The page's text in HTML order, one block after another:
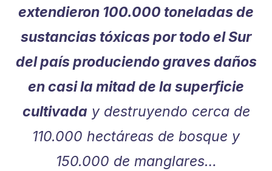
extendieron 100.000 toneladas de
sustancias tóxicas por todo el Sur
del país produciendo graves daños
en casi la mitad de la superficie
cultivada y destruyendo cerca de
110.000 hectáreas de bosque y
150.000 de manglares…